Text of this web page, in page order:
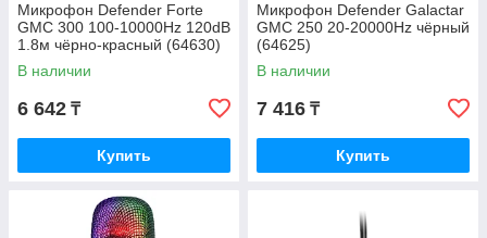
Микрофон Defender Forte
GMC 300 100-10000Hz 120dB
1.8м чёрно-красный (64630)
В наличии
6 642 ₸
Купить
Микрофон Defender Galactar
GMC 250 20-20000Hz чёрный
(64625)
В наличии
7 416 ₸
Купить